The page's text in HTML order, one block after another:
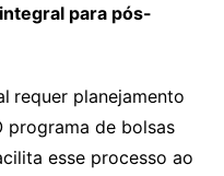
para pós-
requer planejamento
programa de bolsas
esse processo ao